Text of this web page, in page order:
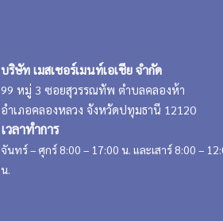
บริษัท เมสเชอร์เมนท์เอเชีย จำกัด
99 หมู่ 3 ซอยสุวรรณทัพ ตำบลคลองห้า
อำเภอคลองหลวง จังหวัดปทุมธานี 12120
เวลาทำการ
จันทร์ – ศุกร์ 8:00 – 17:00 น. และเสาร์ 8:00 –
น.